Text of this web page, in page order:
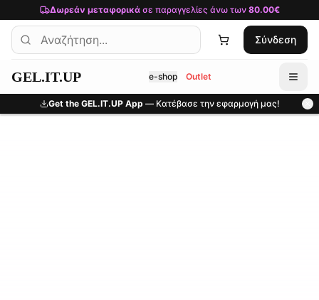
Μετάβαση στο κύριο περιεχόμενο
Δωρεάν μεταφορικάσε παραγγελίες άνω των 80.00€
Σύνδεση
GEL.IT.UP e-shop Outlet
Get the GEL.IT.UP App — Κατέβασε την εφαρμογή μας!